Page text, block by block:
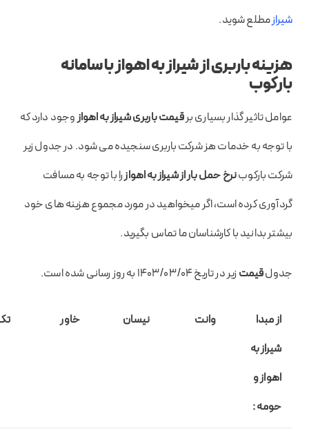
شیرازمطلع شوید.
هزینه باربری از شیراز به اهواز با سامانه
بارکوب
عوامل تاثیر گذار بسیاری برقیمت باربری شیراز به اهوازوجود دارد که
با توجه به خدمات هز شرکت باربری سنجیده می شود. در جدول زیر
شرکت بارکوبنرخ حمل بار از شیراز به اهوازرا با توجه به مسافت
گردآوری کرده است، اگر میخواهید در مورد مجموع هزینه های خود
بیشتر بدانید با کارشناسان ما تماس بگیرید.
جدولقیمتزیر در تاریخ ۱۴۰۳/۰۳/۰۴ به روز رسانی شده است.
از مبدا
شیراز به
اهواز و
حومه :
وانت نیسان خاور